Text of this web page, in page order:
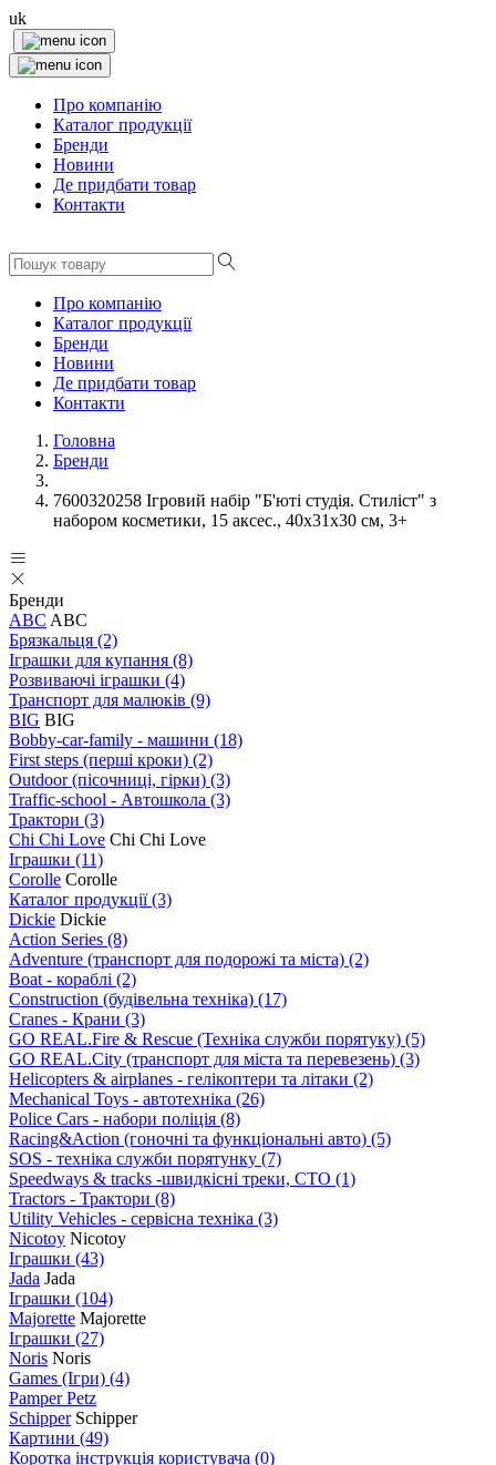
uk
Про компанію
Каталог продукції
Бренди
Новини
Де придбати товар
Контакти
Про компанію
Каталог продукції
Бренди
Новини
Де придбати товар
Контакти
Головна
Бренди
7600320258 Ігровий набір "Б'юті студія. Стиліст" з
набором косметики, 15 аксес., 40x31x30 см, 3+
Бренди
ABC ABC
Брязкальця (2)
Іграшки для купання (8)
Розвиваючі іграшки (4)
Транспорт для малюків (9)
BIG BIG
Bobby-car-family - машини (18)
First steps (перші кроки) (2)
Outdoor (пісочниці, гірки) (3)
Traffic-school - Автошкола (3)
Трактори (3)
Chi Chi Love Chi Chi Love
Іграшки (11)
Corolle Corolle
Каталог продукції(3)
Dickie Dickie
Action Series (8)
Adventure (транспорт для подорожі та міста) (2)
Boat - кораблі (2)
Construction (будівельна техніка) (17)
Cranes - Крани (3)
GO REAL.Fire & Rescue (Техніка служби порятуку) (5)
GO REAL.City (транспорт для міста та перевезень) (3)
Helicopters & airplanes - гелікоптери та літаки (2)
Mechanical Toys - автотехніка (26)
Police Cars - набори поліція (8)
Racing&Action (гоночні та функціональні авто) (5)
SOS - техніка служби порятунку (7)
Speedways & tracks -швидкісні треки, СТО (1)
Tractors - Трактори (8)
Utility Vehicles - сервісна техніка (3)
Nicotoy Nicotoy
Іграшки (43)
Jada Jada
Іграшки (104)
Majorette Majorette
Іграшки (27)
Noris Noris
Games (Ігри) (4)
Pamper Petz
Schipper Schipper
Картини (49)
Коротка інструкція користувача (0)